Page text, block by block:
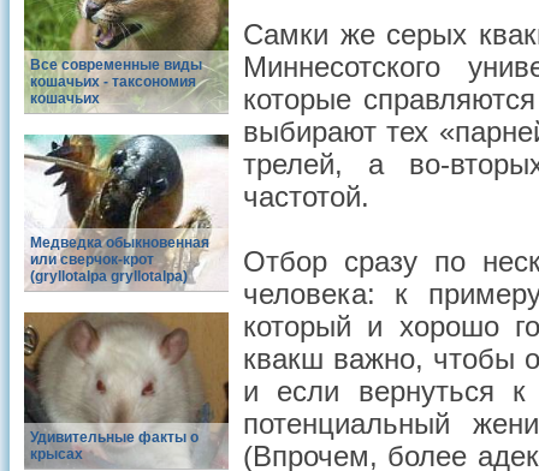
Все современные виды
кошачьих - таксономия
кошачьих
Медведка обыкновенная
или сверчок-крот
(gryllotalpa gryllotalpa)
Удивительные факты о
крысах
Самки же серых
Миннесотского
которые
выбирают тех
трелей, а во-
частотой.
Отбор сразу по
человека: к
который и хорошо
квакш важно, чтобы
и если вернуться
потенциальный
(Впрочем, более